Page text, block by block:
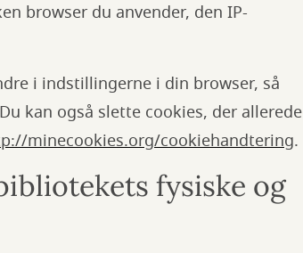
browser du anvender, den IP-
i indstillingerne i din browser, så
kan også slette cookies, der allerede
minecookies.org/cookiehandtering.
fysiske og